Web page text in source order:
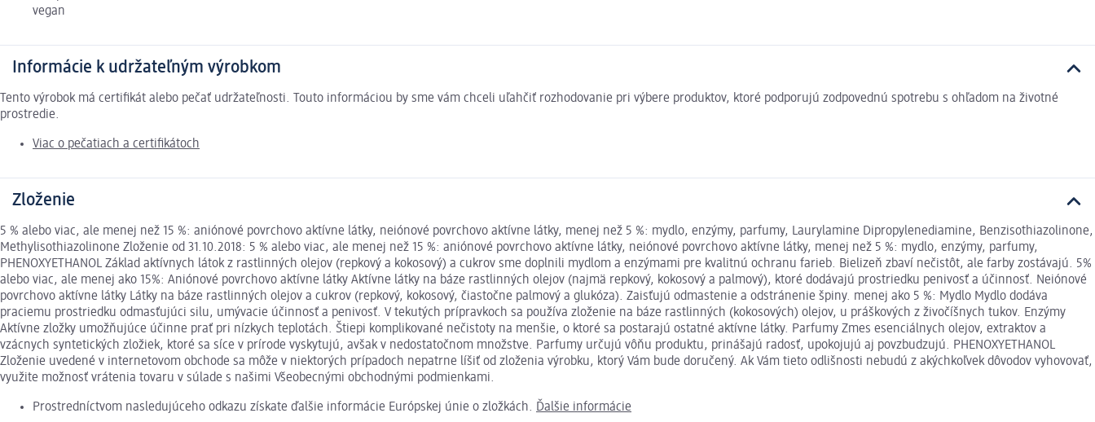
vegan
Informácie k udržateľným výrobkom
Tento výrobok má certifikát alebo pečať udržateľnosti. Touto informáciou by sme vám chceli uľahčiť rozhodovanie pri výbere produktov, ktoré podporujú zodpovednú spotrebu s ohľadom na životné
prostredie.
Viac o pečatiach a certifikátoch
Zloženie
5 % alebo viac, ale menej než 15 %: aniónové povrchovo aktívne látky, neiónové povrchovo aktívne látky, menej než 5 %: mydlo, enzýmy, parfumy, Laurylamine Dipropylenediamine, Benzisothiazolinone,
Methylisothiazolinone Zloženie od 31.10.2018: 5 % alebo viac, ale menej než 15 %: aniónové povrchovo aktívne látky, neiónové povrchovo aktívne látky, menej než 5 %: mydlo, enzýmy, parfumy,
PHENOXYETHANOL Základ aktívnych látok z rastlinných olejov (repkový a kokosový) a cukrov sme doplnili mydlom a enzýmami pre kvalitnú ochranu farieb. Bielizeň zbaví nečistôt, ale farby zostávajú. 5%
alebo viac, ale menej ako 15%: Aniónové povrchovo aktívne látky Aktívne látky na báze rastlinných olejov (najmä repkový, kokosový a palmový), ktoré dodávajú prostriedku penivosť a účinnosť. Neiónové
povrchovo aktívne látky Látky na báze rastlinných olejov a cukrov (repkový, kokosový, čiastočne palmový a glukóza). Zaisťujú odmastenie a odstránenie špiny. menej ako 5 %: Mydlo Mydlo dodáva
praciemu prostriedku odmasťujúci silu, umývacie účinnosť a penivosť. V tekutých prípravkoch sa používa zloženie na báze rastlinných (kokosových) olejov, u práškových z živočíšnych tukov. Enzýmy
Aktívne zložky umožňujúce účinne prať pri nízkych teplotách. Štiepi komplikované nečistoty na menšie, o ktoré sa postarajú ostatné aktívne látky. Parfumy Zmes esenciálnych olejov, extraktov a
vzácnych syntetických zložiek, ktoré sa síce v prírode vyskytujú, avšak v nedostatočnom množstve. Parfumy určujú vôňu produktu, prinášajú radosť, upokojujú aj povzbudzujú. PHENOXYETHANOL
Zloženie uvedené v internetovom obchode sa môže v niektorých prípadoch nepatrne líšiť od zloženia výrobku, ktorý Vám bude doručený. Ak Vám tieto odlišnosti nebudú z akýchkoľvek dôvodov vyhovovať,
využite možnosť vrátenia tovaru v súlade s našimi Všeobecnými obchodnými podmienkami.
Prostredníctvom nasledujúceho odkazu získate ďalšie informácie Európskej únie o zložkách. Ďalšie informácie